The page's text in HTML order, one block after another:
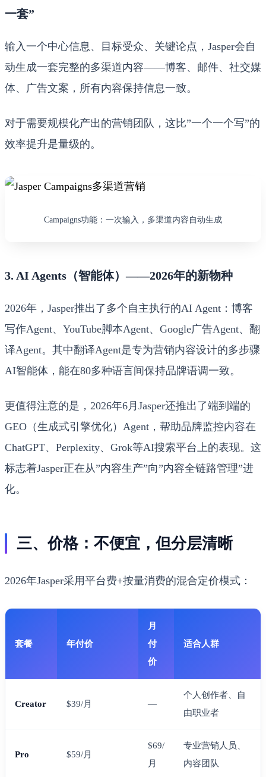
一套”
输入一个中心信息、目标受众、关键论点，Jasper会自
动生成一套完整的多渠道内容——博客、邮件、社交媒
体、广告文案，所有内容保持信息一致。
对于需要规模化产出的营销团队，这比”一个一个写”的
效率提升是量级的。
Campaigns功能：一次输入，多渠道内容自动生成
3. AI Agents（智能体）——2026年的新物种
2026年，Jasper推出了多个自主执行的AI Agent：博客
写作Agent、YouTube脚本Agent、Google广告Agent、翻
译Agent。其中翻译Agent是专为营销内容设计的多步骤
AI智能体，能在80多种语言间保持品牌语调一致。
更值得注意的是，2026年6月Jasper还推出了端到端的
GEO（生成式引擎优化）Agent，帮助品牌监控内容在
ChatGPT、Perplexity、Grok等AI搜索平台上的表现。这
标志着Jasper正在从”内容生产”向”内容全链路管理”进
化。
三、价格：不便宜，但分层清晰
2026年Jasper采用平台费+按量消费的混合定价模式：
套餐 年付价
月
付
价
适合人群
Creator $39/月 —
个人创作者、自
由职业者
Pro $59/月
$69/
月
专业营销人员、
内容团队